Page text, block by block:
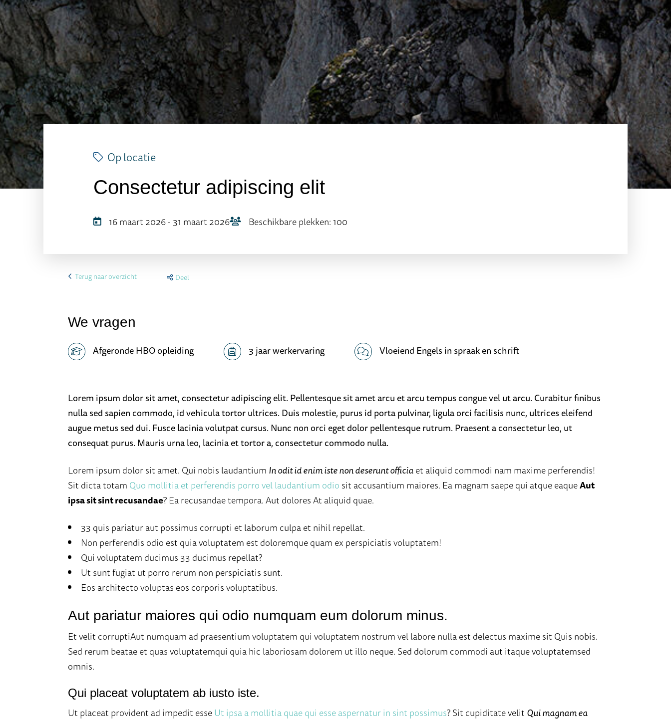
Op locatie
Consectetur adipiscing elit
16 maart 2026 - 31 maart 2026 Beschikbare plekken: 100
Terug naar overzicht Deel
We vragen
Afgeronde HBO opleiding 3 jaar werkervaring Vloeiend Engels in spraak en schrift
Lorem ipsum dolor sit amet, consectetur adipiscing elit. Pellentesque sit amet arcu et arcu tempus congue vel ut arcu. Curabitur finibus
nulla sed sapien commodo, id vehicula tortor ultrices. Duis molestie, purus id porta pulvinar, ligula orci facilisis nunc, ultrices eleifend
augue metus sed dui. Fusce lacinia volutpat cursus. Nunc non orci eget dolor pellentesque rutrum. Praesent a consectetur leo, ut
consequat purus. Mauris urna leo, lacinia et tortor a, consectetur commodo nulla.
Lorem ipsum dolor sit amet. Qui nobis laudantium In odit id enim iste non deserunt officiaet aliquid commodi nam maxime perferendis!
Sit dicta totam Quo mollitia et perferendis porro vel laudantium odio sit accusantium maiores. Ea magnam saepe qui atque eaqueAut
ipsa sit sint recusandae? Ea recusandae tempora. Aut dolores At aliquid quae.
33 quis pariatur aut possimus corrupti et laborum culpa et nihil repellat.
Non perferendis odio est quia voluptatem est doloremque quam ex perspiciatis voluptatem!
Qui voluptatem ducimus 33 ducimus repellat?
Ut sunt fugiat ut porro rerum non perspiciatis sunt.
Eos architecto voluptas eos corporis voluptatibus.
Aut pariatur maiores qui odio numquam eum dolorum minus.
Et velit corruptiAut numquam ad praesentium voluptatem qui voluptatem nostrum vel labore nulla est delectus maxime sit Quis nobis.
Sed rerum beatae et quas voluptatemqui quia hic laboriosam dolorem ut illo neque. Sed dolorum commodi aut itaque voluptatemsed
omnis.
Qui placeat voluptatem ab iusto iste.
Ut placeat provident ad impedit esseUt ipsa a mollitia quae qui esse aspernatur in sint possimus? Sit cupiditate velit Qui magnam ea